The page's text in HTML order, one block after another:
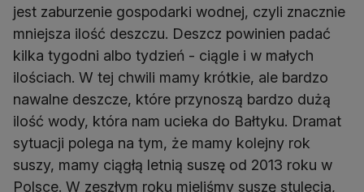
jest zaburzenie gospodarki wodnej, czyli znacznie
mniejsza ilość deszczu. Deszcz powinien padać
kilka tygodni albo tydzień - ciągle i w małych
ilościach. W tej chwili mamy krótkie, ale bardzo
nawalne deszcze, które przynoszą bardzo dużą
ilość wody, która nam ucieka do Bałtyku. Dramat
sytuacji polega na tym, że mamy kolejny rok
suszy, mamy ciągłą letnią suszę od 2013 roku w
Polsce. W zeszłym roku mieliśmy suszę stulecia,